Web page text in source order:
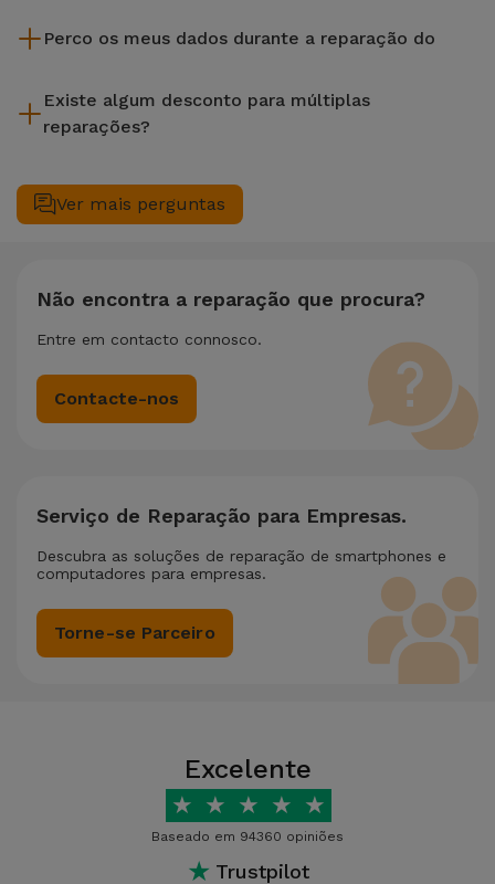
efetuada em aproximadamente 20 a 30 minutos.
Perco os meus dados durante a reparação do
sempre recomendável fazer um backup. A página também
menciona um serviço de Passagem de Dados (29,95 €) caso
Existe algum desconto para múltiplas
reparações?
seu equipamento. Caso o seu necessite de duas ou mais
intervenções técnicas realizadas em simultâneo, aplicamos
Ver mais perguntas
Não encontra a reparação que procura?
Entre em contacto connosco.
Contacte-nos
Serviço de Reparação para Empresas.
Descubra as soluções de reparação de smartphones e
computadores para empresas.
Torne-se Parceiro
Excelente
★ ★ ★ ★ ★
Baseado em 94360 opiniões
★ Trustpilot